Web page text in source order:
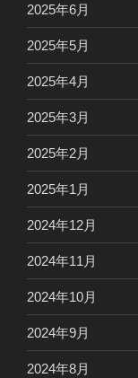
2025年6月
2025年5月
2025年4月
2025年3月
2025年2月
2025年1月
2024年12月
2024年11月
2024年10月
2024年9月
2024年8月